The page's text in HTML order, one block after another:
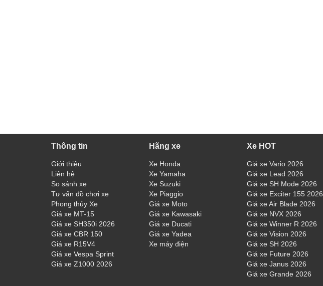
Thông tin
Giới thiệu
Liên hệ
So sánh xe
Tư vấn đồ chơi xe
Phong thủy Xe
Giá xe MT-15
Giá xe SH350i 2026
Giá xe CBR 150
Giá xe R15V4
Giá xe Vespa Sprint
Giá xe Z1000 2026
Hãng xe
Xe Honda
Xe Yamaha
Xe Suzuki
Xe Piaggio
Giá xe Moto
Giá xe Kawasaki
Giá xe Ducati
Giá xe Yadea
Xe máy điện
Xe HOT
Giá xe Vario 2026
Giá xe Lead 2026
Giá xe SH Mode 2026
Giá xe Exciter 155 2026
Giá xe Air Blade 2026
Giá xe NVX 2026
Giá xe Winner R 2026
Giá xe Vision 2026
Giá xe SH 2026
Giá xe Future 2026
Giá xe Janus 2026
Giá xe Grande 2026